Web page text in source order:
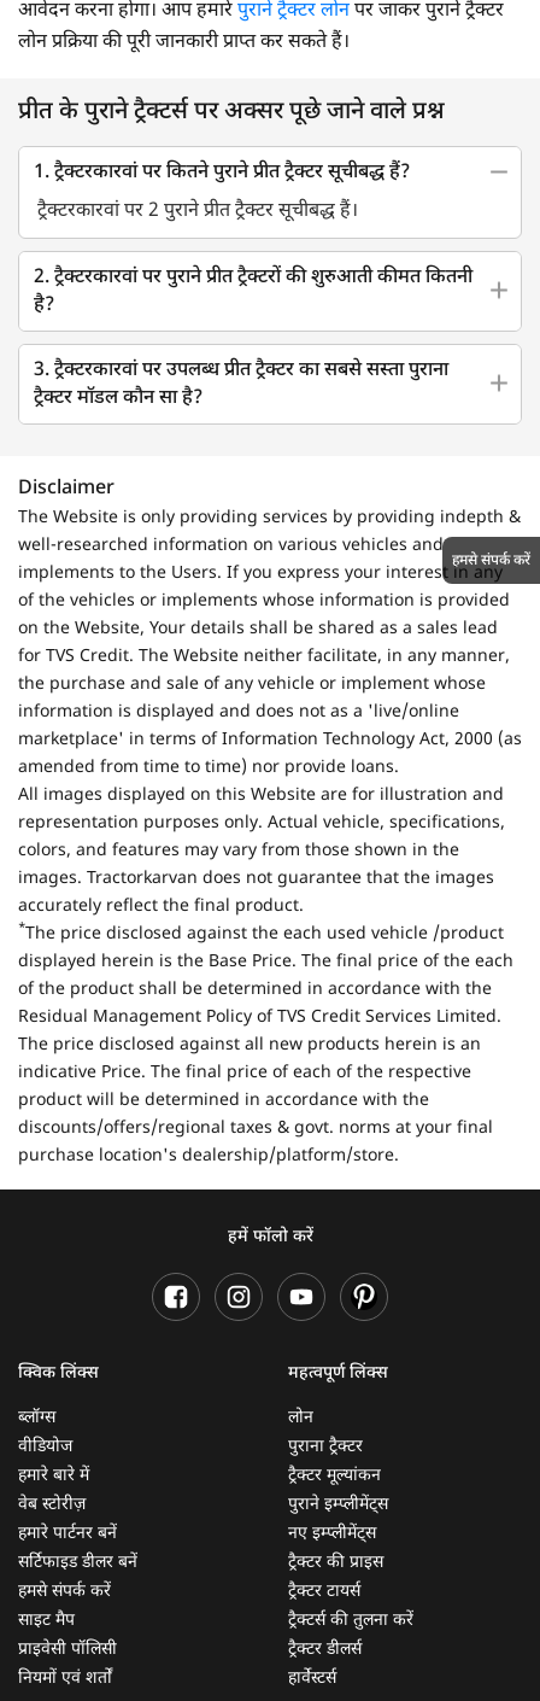
आवेदन करना होगा। आप हमारेपुराने ट्रैक्टर लोनपर जाकर पुराने ट्रैक्टर
लोन प्रक्रिया की पूरी जानकारी प्राप्त कर सकते हैं।
प्रीत के पुराने ट्रैक्टर्स पर अक्सर पूछे जाने वाले प्रश्न
1. ट्रैक्टरकारवां पर कितने पुराने प्रीत ट्रैक्टर सूचीबद्ध हैं?
ट्रैक्टरकारवां पर 2 पुराने प्रीत ट्रैक्टर सूचीबद्ध हैं।
2. ट्रैक्टरकारवां पर पुराने प्रीत ट्रैक्टरों की शुरुआती कीमत कितनी
है?
3. ट्रैक्टरकारवां पर उपलब्ध प्रीत ट्रैक्टर का सबसे सस्ता पुराना
ट्रैक्टर मॉडल कौन सा है?
Disclaimer
The Website is only providing services by providing indepth &
well-researched information on various vehicles and
implements to the Users. If you express your interest in any
of the vehicles or implements whose information is provided
on the Website, Your details shall be shared as a sales lead
for TVS Credit. The Website neither facilitate, in any manner,
the purchase and sale of any vehicle or implement whose
information is displayed and does not as a 'live/online
marketplace' in terms of Information Technology Act, 2000 (as
amended from time to time) nor provide loans.
All images displayed on this Website are for illustration and
representation purposes only. Actual vehicle, specifications,
colors, and features may vary from those shown in the
images. Tractorkarvan does not guarantee that the images
accurately reflect the final product.
*The price disclosed against the each used vehicle /product
displayed herein is the Base Price. The final price of the each
of the product shall be determined in accordance with the
Residual Management Policy of TVS Credit Services Limited.
The price disclosed against all new products herein is an
indicative Price. The final price of each of the respective
product will be determined in accordance with the
discounts/offers/regional taxes & govt. norms at your final
purchase location's dealership/platform/store.
हमें फॉलो करें
क्विक लिंक्स
ब्लॉग्स
वीडियोज
हमारे बारे में
वेब स्टोरीज़
हमारे पार्टनर बनें
सर्टिफाइड डीलर बनें
हमसे संपर्क करें
साइट मैप
प्राइवेसी पॉलिसी
नियमों एवं शर्तों
महत्वपूर्ण लिंक्स
लोन
पुराना ट्रैक्टर
ट्रैक्टर मूल्यांकन
पुराने इम्प्लीमेंट्स
नए इम्प्लीमेंट्स
ट्रैक्टर की प्राइस
ट्रैक्टर टायर्स
ट्रैक्टर्स की तुलना करें
ट्रैक्टर डीलर्स
हार्वेस्टर्स
हमसे संपर्क करें